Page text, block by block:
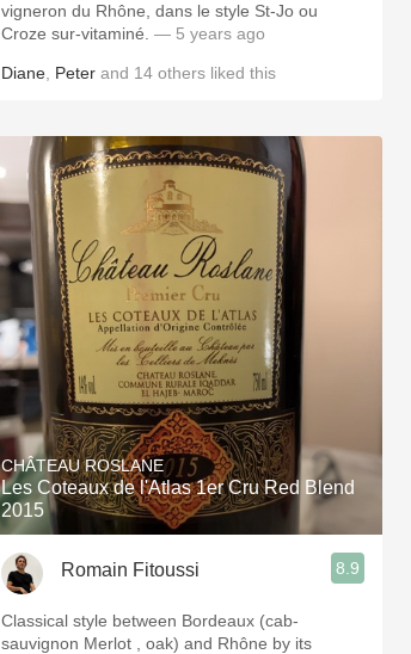
vigneron du Rhône, dans le style St-Jo ou
Croze sur-vitaminé. — 5 years ago
Diane Peter and 14 others liked this
CHÂTEAU ROSLANE
Les Coteaux de l'Atlas 1er Cru Red Blend
2015
Romain Fitoussi 8.9
Classical style between Bordeaux (cab-
sauvignon Merlot , oak) and Rhône by its